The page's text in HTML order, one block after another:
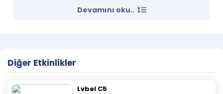
Devamını oku..
Diğer Etkinlikler
Lvbel C5